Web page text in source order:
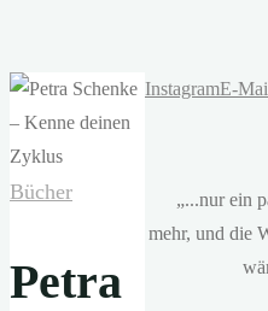
Bücher
Petra
InstagramE-
„...nur ein
mehr, und die